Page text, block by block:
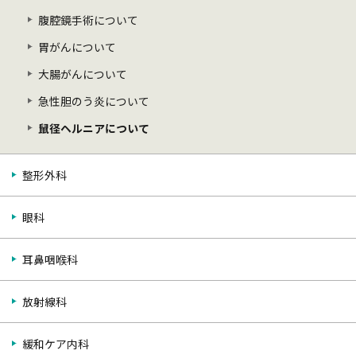
腹腔鏡手術について
胃がんについて
大腸がんについて
急性胆のう炎について
鼠径ヘルニアについて
整形外科
眼科
耳鼻咽喉科
放射線科
緩和ケア内科